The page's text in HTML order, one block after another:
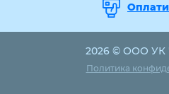
2026 © ООО УК
Политика